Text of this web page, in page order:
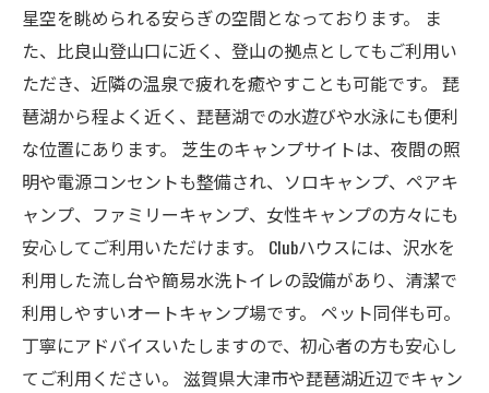
星空を眺められる安らぎの空間となっております。 ま
た、比良山登山口に近く、登山の拠点としてもご利用い
ただき、近隣の温泉で疲れを癒やすことも可能です。 琵
琶湖から程よく近く、琵琶湖での水遊びや水泳にも便利
な位置にあります。 芝生のキャンプサイトは、夜間の照
明や電源コンセントも整備され、ソロキャンプ、ペアキ
ャンプ、ファミリーキャンプ、女性キャンプの方々にも
安心してご利用いただけます。 Clubハウスには、沢水を
利用した流し台や簡易水洗トイレの設備があり、清潔で
利用しやすいオートキャンプ場です。 ペット同伴も可。
丁寧にアドバイスいたしますので、初心者の方も安心し
てご利用ください。 滋賀県大津市や琵琶湖近辺でキャン